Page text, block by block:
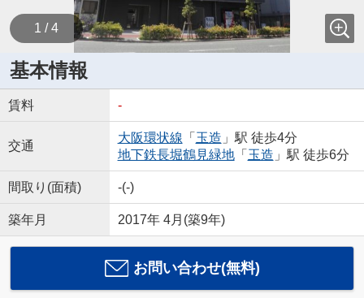
1 / 4
基本情報
賃料 -
交通
大阪環状線 「 玉造 」駅 徒歩4分
地下鉄長堀鶴見緑地「 玉造 」駅 徒歩6分
間取り(面積) -(-)
築年月 2017年 4月(築9年)
お問い合わせ(無料)